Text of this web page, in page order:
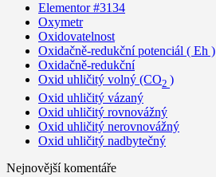
Elementor #3134
Oxymetr
Oxidovatelnost
Oxidačně-redukční potenciál ( Eh )
Oxidačně-redukční
Oxid uhličitý volný (CO2 )
Oxid uhličitý vázaný
Oxid uhličitý rovnovážný
Oxid uhličitý nerovnovážný
Oxid uhličitý nadbytečný
Nejnovější komentáře